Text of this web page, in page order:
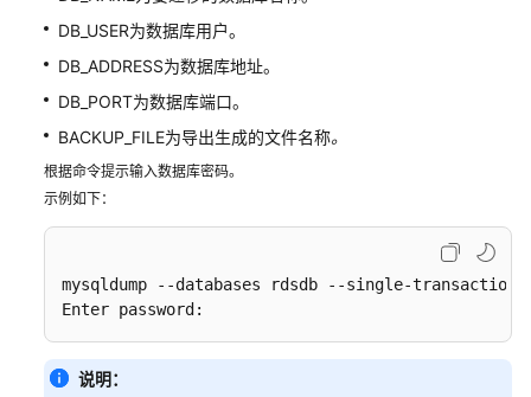
连
接
for
MySQL
实
例
数
DB_USER为数据库用户。
DB_ADDRESS为数据库地址。
DB_PORT为数据库端口。
BACKUP_FILE为导出生成的文件名称。
根据命令提示输入数据库密码。
示例如下：
mysqldump --databases rdsdb --single-
Enter password:
说明：